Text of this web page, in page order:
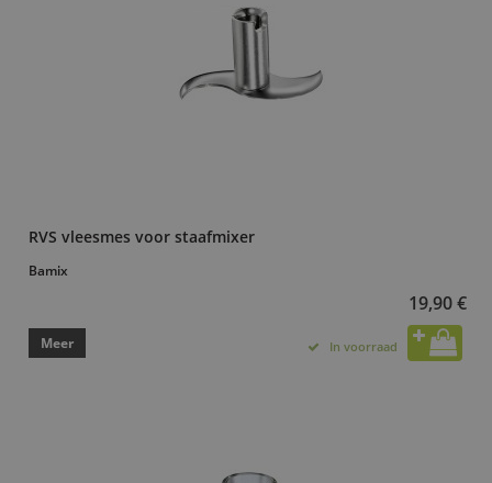
RVS vleesmes voor staafmixer
Bamix
19,90 €
Meer In voorraad